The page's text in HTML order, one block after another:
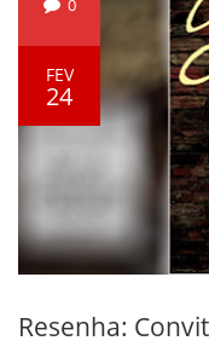
0
FEV
24
Resenha: